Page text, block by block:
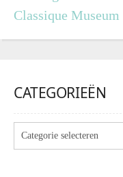
Classique Museum
CATEGORIEËN